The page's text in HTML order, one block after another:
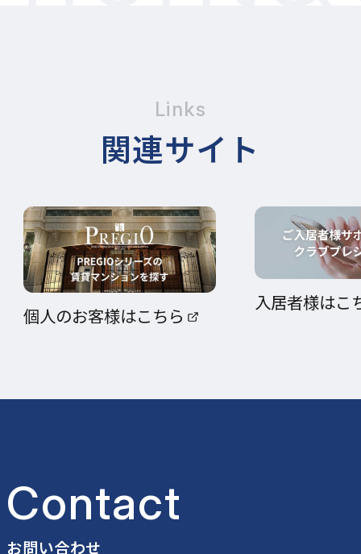
Links
関連サイト
個人のお客様はこちら
入居者様はこ
Contact
お問い合わせ